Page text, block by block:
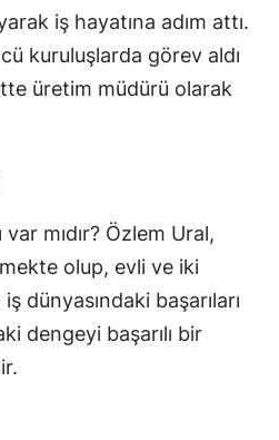
iş hayatına adım attı.
kuruluşlarda görev aldı
üretim müdürü olarak
mıdır? Özlem Ural,
olup, evli ve iki
dünyasındaki başarıları
dengeyi başarılı bir